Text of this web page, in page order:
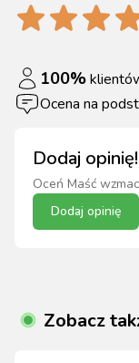
Dodaj opinię!
Oceń Maść
Dodaj opinię
100%
Ocena na
Zobacz